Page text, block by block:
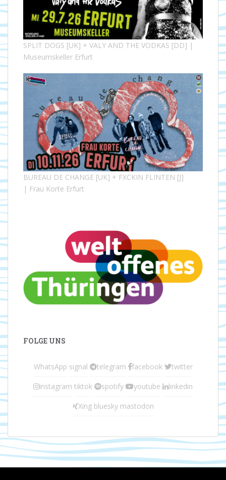
SPLIT DOGS [UK] + VALY AND THE VODKAS [DD] |
Museumskeller Erfurt
BUREAU DE CHANGE [UK] + FXCKIN FLINTEN [J]
| Frau Korte Erfurt
FOLGE UNS
WhatsApp signal telegram facebook twitter
instagram tiktok spotify youtube linkedin
Xing bluesky mastodon